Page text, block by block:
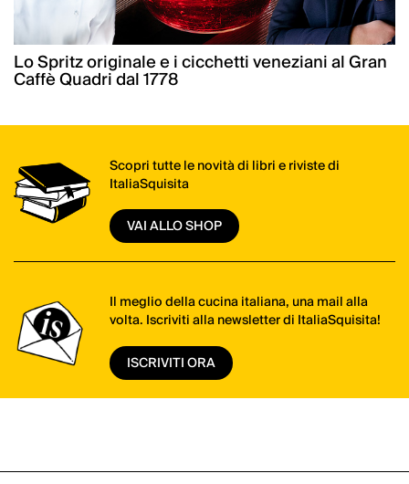
Lo Spritz originale e i cicchetti veneziani al Gran
Caffè Quadri dal 1778
Scopri tutte le novità di libri e riviste di
ItaliaSquisita
VAI ALLO SHOP
Il meglio della cucina italiana, una mail alla
volta. Iscriviti alla newsletter di ItaliaSquisita!
ISCRIVITI ORA